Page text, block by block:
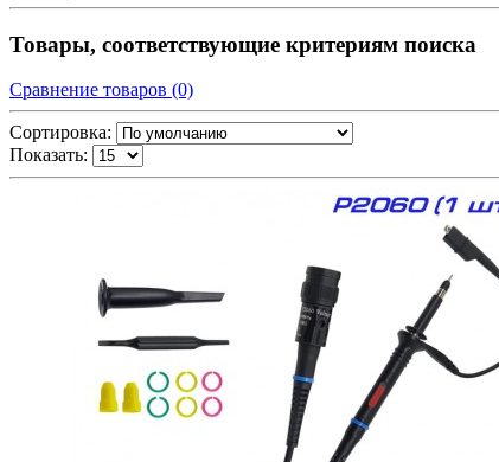
Товары, соответствующие критериям поиска
Сравнение товаров (0)
Сортировка:
Показать: